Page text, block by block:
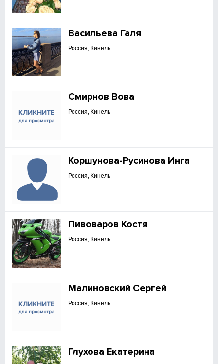
Васильева Галя
Россия, Кинель
Смирнов Вова
Россия, Кинель
Коршунова-Русинова Инга
Россия, Кинель
Пивоваров Костя
Россия, Кинель
Малиновский Сергей
Россия, Кинель
Глухова Екатерина